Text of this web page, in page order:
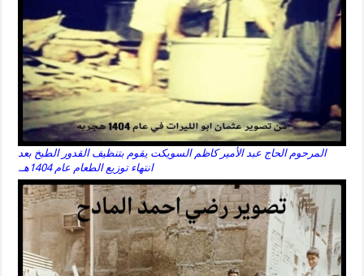
المرحوم الحاج عبد الأمير كاظم السويكت يقوم بتنظيف القدور الطبخ بعد
انتهاء توزيع الطعام عام 1404هـ.